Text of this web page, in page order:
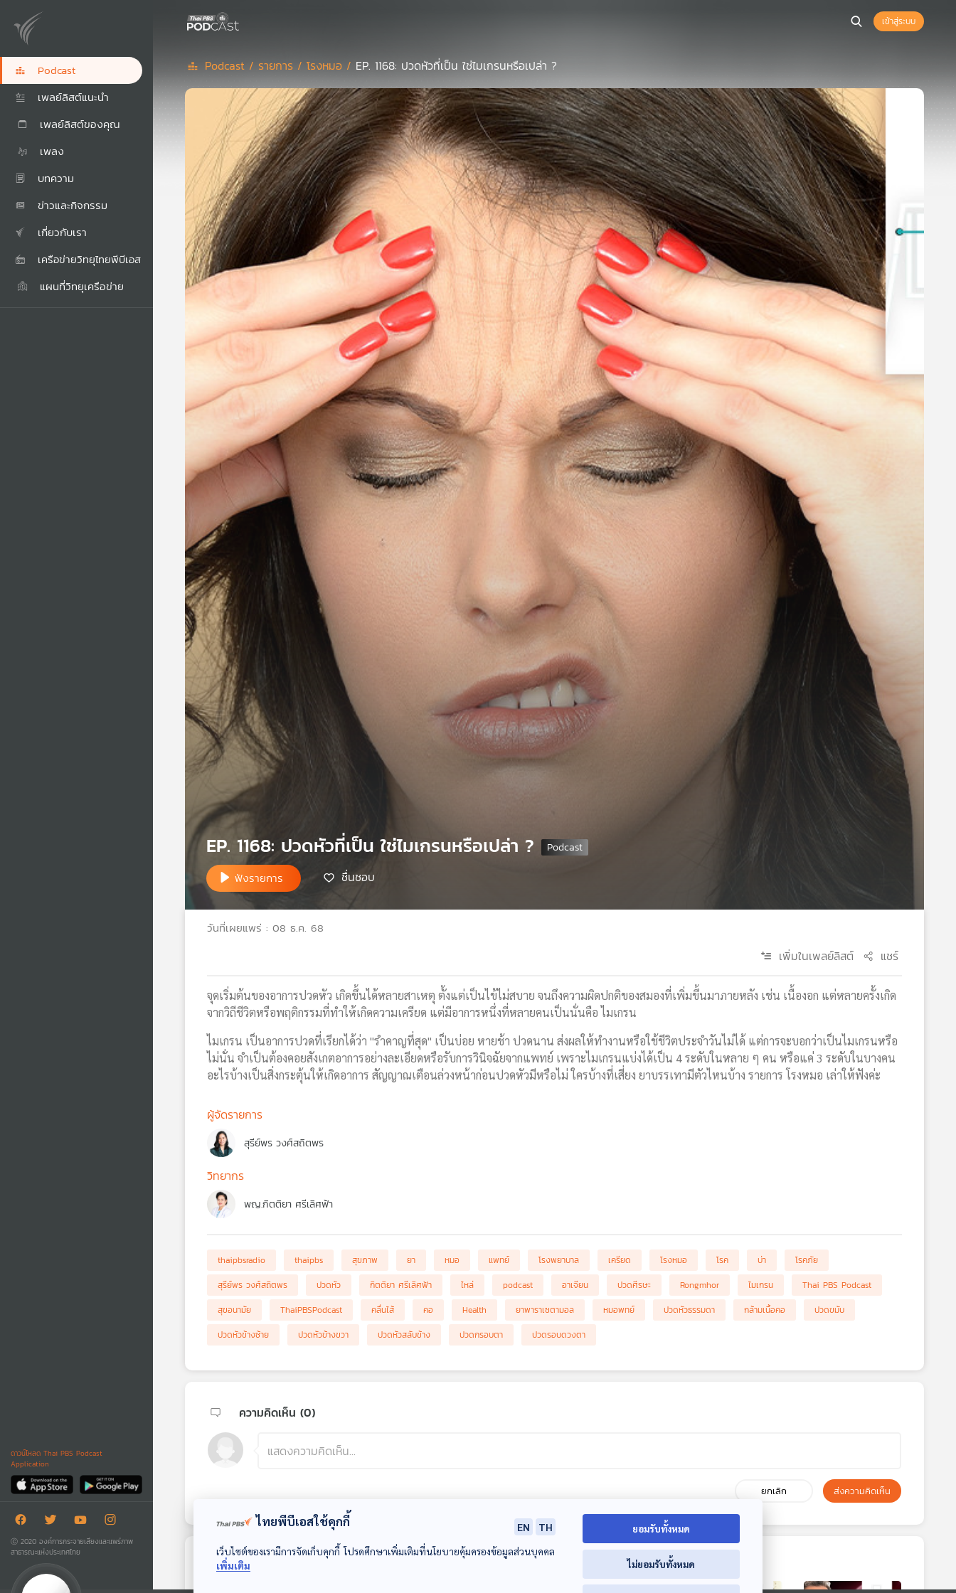
Podcast
เพลย์ลิสต์แนะนำ
เพลย์ลิสต์ของคุณ
เพลง
บทความ
ข่าวและกิจกรรม
เกี่ยวกับเรา
เครือข่ายวิทยุไทยพีบีเอส
แผนที่วิทยุเครือข่าย
ดาวน์โหลด Thai PBS Podcast
Application
Ⓒ 2020 องค์การกระจายเสียงและแพร่ภาพ
สาธารณะแห่งประเทศไทย
เข้าสู่ระบบ
Podcast / รายการ /โรงหมอ / EP. 1168: ปวดหัวที่เป็น ใช่ไมเกรนหรือเปล่า ?
EP. 1168: ปวดหัวที่เป็น ใช่ไมเกรนหรือเปล่า ?
ฟังรายการ ชื่นชอบ
วันที่เผยแพร่ : 08 ธ.ค. 68
เพิ่มในเพลย์ลิสต์ แชร์
จุดเริ่มต้นของอาการปวดหัว เกิดขึ้นได้หลายสาเหตุ ตั้งแต่เป็นไข้ไม่สบาย จนถึงความผิดปกติของสมองที่เพิ่มขึ้นมาภายหลัง เช่น เนื้องอก แต่หลายครั้งเกิด
จากวิถีชีวิตหรือพฤติกรรมที่ทำให้เกิดความเครียด แต่มีอาการหนึ่งที่หลายคนเป็นนั่นคือ ไมเกรน
ไมเกรน เป็นอาการปวดที่เรียกได้ว่า "รำคาญที่สุด" เป็นบ่อย หายช้า ปวดนาน ส่งผลให้ทำงานหรือใช้ชีวิตประจำวันไม่ได้ แต่การจะบอกว่าเป็นไมเกรนหรือ
ไม่นั่น จำเป็นต้องคอยสังเกตอาการอย่างละเอียดหรือรับการวินิจฉัยจากแพทย์ เพราะไมเกรนแบ่งได้เป็น 4 ระดับในหลาย ๆ คน หรือแค่ 3 ระดับในบางคน
อะไรบ้างเป็นสิ่งกระตุ้นให้เกิดอาการ สัญญาณเตือนล่วงหน้าก่อนปวดหัวมีหรือไม่ ใครบ้างที่เสี่ยง ยาบรรเทามีตัวไหนบ้าง รายการ โรงหมอ เล่าให้ฟังค่ะ
ผู้จัดรายการ
สุรีย์พร วงศ์สถิตพร
วิทยากร
พญ.กิตติยา ศรีเลิศฟ้า
thaipbsradio thaipbs สุขภาพ ยา หมอ แพทย์ โรงพยาบาล เครียด โรงหมอ โรค บ่า
โรคภัย
สุรีย์พร วงศ์สถิตพร
ปวดหัว กิตติยา ศรีเลิศฟ้า ไหล่ podcast อาเจียน ปวดศีรษะ Rongmhor ไมเกรน
Thai PBS Podcast
สุขอนามัย
ThaiPBSPodcast คลื่นไส้ คอ Health ยาพาราเซตามอล หมอพทย์ ปวดหัวธรรมดา กล้ามเนื้อคอ
ปวดขมับ
ปวดหัวข้างซ้าย
ปวดหัวข้างขวา ปวดหัวสลับข้าง ปวดกรอบตา ปวดรอบดวงตา
ความคิดเห็น (0)
ยกเลิก ส่งความคิดเห็น
ตอนถัดไป
ไทยพีบีเอสใช้คุกกี้ EN
TH
เว็บไซต์ของเรามีการจัดเก็บคุกกี้ โปรดศึกษาเพิ่มเติมที่นโยบายคุ้มครองข้อมูลส่วนบุคคล
เพิ่มเติม
ยอมรับทั้งหมด
ไม่ยอมรับทั้งหมด